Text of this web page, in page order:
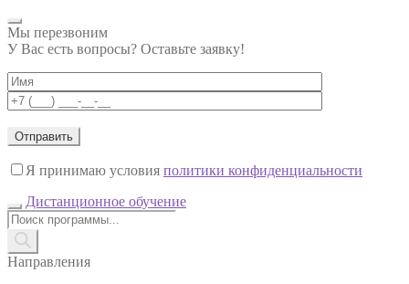
Мы перезвоним
У Вас есть вопросы? Оставьте заявку!
Я принимаю условия политики конфиденциальности
Дистанционное обучение
Поиск
товаров
Направления